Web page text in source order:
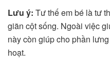
Lưu ý: Tư thế em bé là tư
giãn cột sống. Ngoài việc
này còn giúp cho phần
hoạt.